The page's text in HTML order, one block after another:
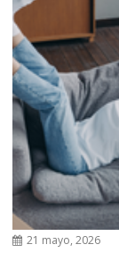
21 mayo, 2026